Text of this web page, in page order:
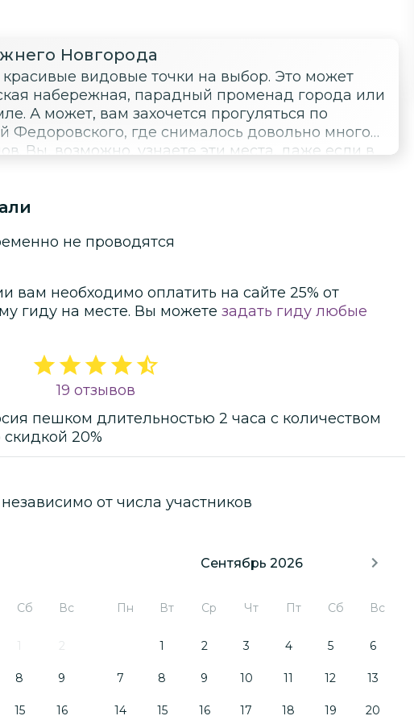
Новгорода
видовые точки на выбор. Это может
набережная, парадный променад города или
А может, вам захочется прогуляться по
Федоровского, где снималось довольно много
Вы, возможно, узнаете эти места, даже если в
древним Благовещенским монастырем. В
не проводятся
вам необходимо оплатить на сайте 25% от
гиду на месте. Вы можете задать гиду любые
19 отзывов
пешком длительностью 2 часа с количеством
скидкой 20%
от числа участников
Сб Вс
1 2
8 9
15 16
Сентябрь 2026
Пн Вт Ср Чт Пт Сб Вс
1 2 3 4 5 6
7 8 9 10 11 12 13
14 15 16 17 18 19 20